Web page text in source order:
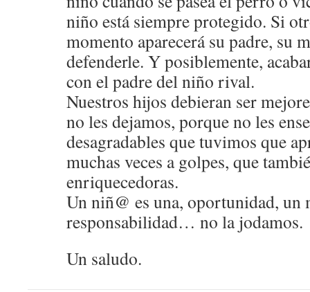
niño está siempre protegido. Si
momento aparecerá su padre, su
defenderle. Y posiblemente,
con el padre del niño rival.
Nuestros hijos debieran ser
no les dejamos, porque no les
desagradables que tuvimos que
muchas veces a golpes, que
enriquecedoras.
Un niñ@ es una, oportunidad, un
responsabilidad… no la jodamos.
Un saludo.